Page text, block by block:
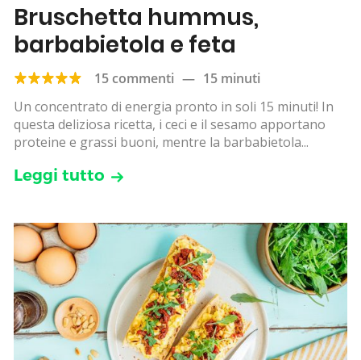
Bruschetta hummus,
barbabietola e feta
15 commenti — 15 minuti
Un concentrato di energia pronto in soli 15 minuti! In
questa deliziosa ricetta, i ceci e il sesamo apportano
proteine e grassi buoni, mentre la barbabietola...
Leggi tutto